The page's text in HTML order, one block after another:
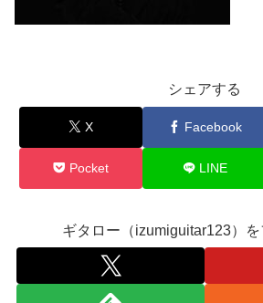
シェアする
X Facebook
Pocket LINE
ギタロー（izumiguitar123）